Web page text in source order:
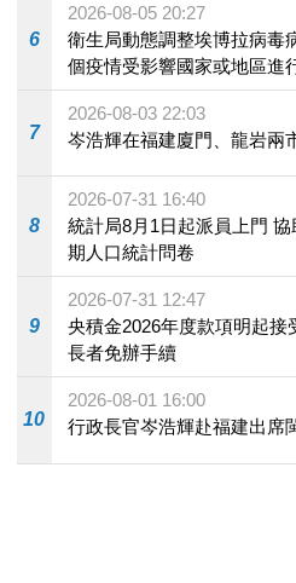
6
2026-08-05 20:27
衛生局動態調整埃博拉病毒
個疫情受影響國家或地區進
施
7
2026-08-03 22:03
岑浩輝在福建廈門、龍岩兩
8
2026-07-31 16:40
統計局8月1日起派員上門 協助住戶完成2026 中
期人口統計問卷
9
2026-07-31 12:47
央積金2026年度款項明起接受提款
長者免辦手續
10
2026-08-01 16:00
行政長官岑浩輝赴福建出席